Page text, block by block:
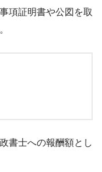
項証明書や公図を取
書士への報酬額とし